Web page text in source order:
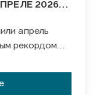
2026
апрель
рекордом
объем
превысил 1